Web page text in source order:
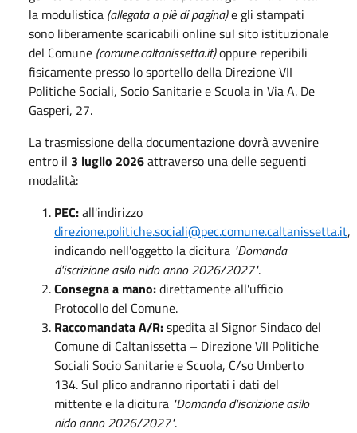
la modulistica (allegata a piè di pagina)e gli stampati
sono liberamente scaricabili online sul sito istituzionale
del Comune (comune.caltanissetta.it)oppure reperibili
fisicamente presso lo sportello della Direzione VII
Politiche Sociali, Socio Sanitarie e Scuola in Via A. De
Gasperi, 27.
La trasmissione della documentazione dovrà avvenire
entro il 3 luglio 2026attraverso una delle seguenti
modalità:
PEC:all'indirizzo
direzione.politiche.sociali@pec.comune.caltanissetta.it,
indicando nell'oggetto la dicitura "Domanda
d'iscrizione asilo nido anno 2026/2027".
Consegna a mano:direttamente all'ufficio
Protocollo del Comune.
Raccomandata A/R:spedita al Signor Sindaco del
Comune di Caltanissetta – Direzione VII Politiche
Sociali Socio Sanitarie e Scuola, C/so Umberto
134.Sul plico andranno riportati i dati del
mittente e la dicitura "Domanda d'iscrizione asilo
nido anno 2026/2027".